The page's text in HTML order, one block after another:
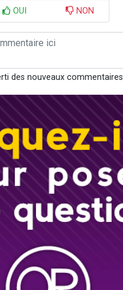
OUI NON
des nouveaux commentaires